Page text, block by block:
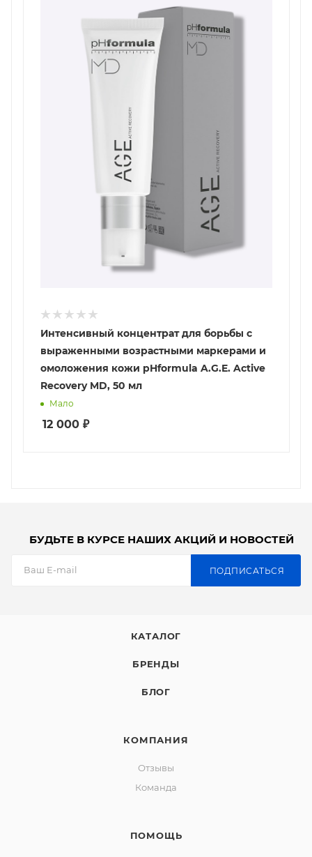
Интенсивный концентрат для борьбы с
выраженными возрастными маркерами и
омоложения кожи pHformula A.G.E. Active
Recovery MD, 50 мл
Мало
12 000 ₽
БУДЬТЕ В КУРСЕ НАШИХ АКЦИЙ И НОВОСТЕЙ
ПОДПИСАТЬСЯ
КАТАЛОГ
БРЕНДЫ
БЛОГ
КОМПАНИЯ
Отзывы
Команда
ПОМОЩЬ